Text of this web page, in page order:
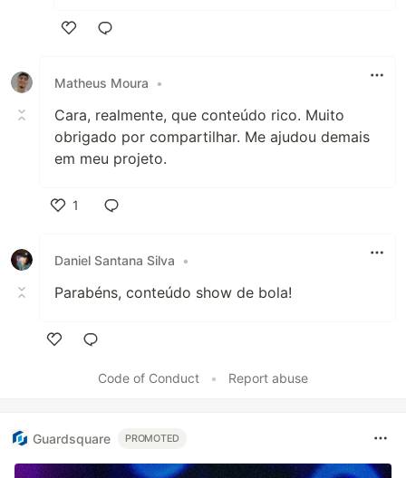
Matheus Moura
•
Cara, realmente, que conteúdo rico. Muito
obrigado por compartilhar. Me ajudou demais
em meu projeto.
1
Daniel Santana Silva
•
Parabéns, conteúdo show de bola!
Code of Conduct
• Report abuse
Guardsquare PROMOTED